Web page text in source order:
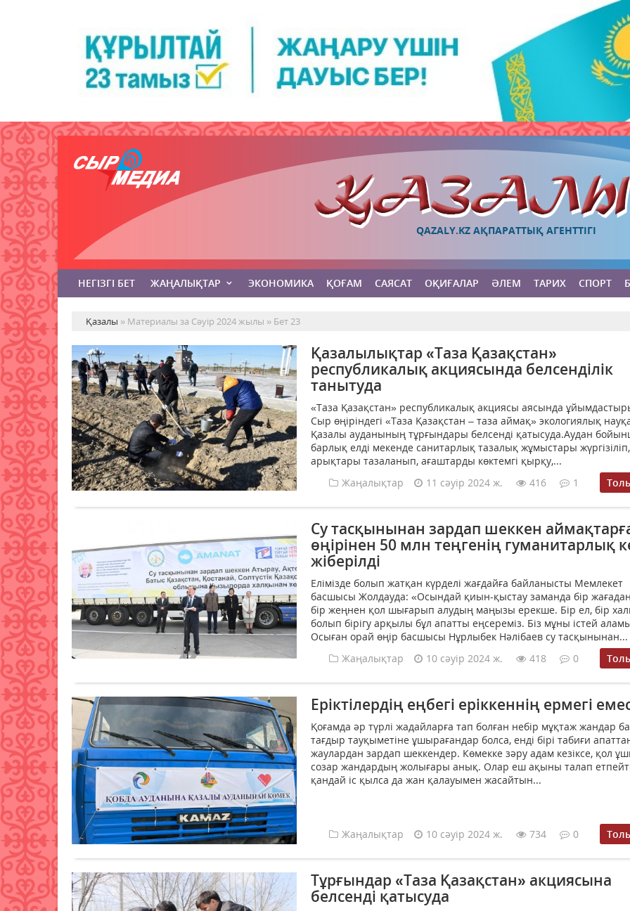
QAZALY.KZ АҚПАРАТТЫҚ АГЕНТТІГІ
НЕГІЗГІ БЕТ ЖАҢАЛЫҚТАР ЭКОНОМИКА ҚОҒАМ САЯСАТ ОҚИҒАЛАР ӘЛЕМ ТАРИХ СПОРТ
Қазалы » Материалы за Сәуір 2024 жылы » Бет 23
Қазалылықтар «Таза Қазақстан»
республикалық акциясында белсенділік
танытуда
«Таза Қазақстан» республикалық акциясы аясында
Сыр өңіріндегі «Таза Қазақстан – таза аймақ» экологиялық
Қазалы ауданының тұрғындары белсенді қатысуда.Аудан
барлық елді мекенде санитарлық тазалық жұмыстары
арықтары тазаланып, ағаштарды көктемгі қырқу,...
Жаңалықтар
11 сәуір 2024 ж. 416 1
Су тасқынынан зардап шеккен
өңірінен 50 млн теңгенің гуманитарлық
жіберілді
Елімізде болып жатқан күрделі жағдайға байланысты Мемлекет
басшысы Жолдауда: «Осындай қиын-қыстау заманда бір
бір жеңнен қол шығарып алудың маңызы ерекше. Бір ел, бір
болып бірігу арқылы бұл апатты еңсереміз. Біз мұны істей
Осыған орай өңір басшысы Нұрлыбек Нәлібаев су тасқынынан...
Жаңалықтар
10 сәуір 2024 ж. 418 0
Еріктілердің еңбегі еріккеннің ермегі
Қоғамда әр түрлі жадайларға тап болған небір мұқтаж жандар
тағдыр тауқыметіне ұшырағандар болса, енді бірі табиғи
жаулардан зардап шеккендер. Көмекке зәру адам кезіксе, қол
созар жандардың жолығары анық. Олар еш ақыны талап
қандай іс қылса да жан қалауымен жасайтын...
Жаңалықтар 10 сәуір 2024 ж. 734 0
Тұрғындар «Таза Қазақстан» акциясына
белсенді қатысуда